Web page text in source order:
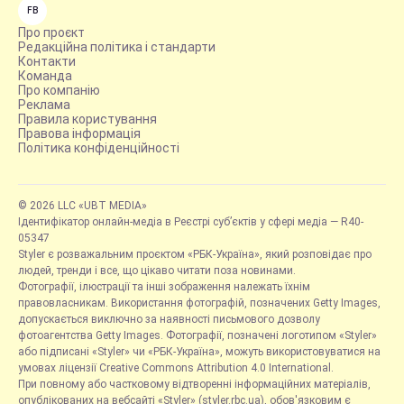
FB
Про проєкт
Редакційна політика і стандарти
Контакти
Команда
Про компанію
Реклама
Правила користування
Правова інформація
Політика конфіденційності
© 2026 LLC «UBT MEDIA»
Ідентифікатор онлайн-медіа в Реєстрі суб’єктів у сфері медіа — R40-
05347
Styler є розважальним проєктом «РБК-Україна», який розповідає про
людей, тренди і все, що цікаво читати поза новинами.
Фотографії, ілюстрації та інші зображення належать їхнім
правовласникам. Використання фотографій, позначених Getty Images,
допускається виключно за наявності письмового дозволу
фотоагентства Getty Images. Фотографії, позначені логотипом «Styler»
або підписані «Styler» чи «РБК-Україна», можуть використовуватися на
умовах ліцензії Creative Commons Attribution 4.0 International.
При повному або частковому відтворенні інформаційних матеріалів,
опублікованих на вебсайті «Styler» (styler.rbc.ua), обов'язковим є